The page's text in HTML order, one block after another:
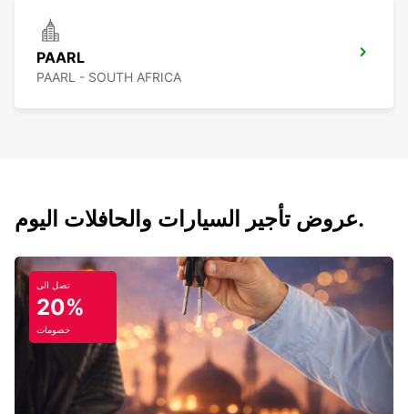
PAARL
PAARL - SOUTH AFRICA
عروض تأجير السيارات والحافلات اليوم.
تصل الى
20%
خصومات